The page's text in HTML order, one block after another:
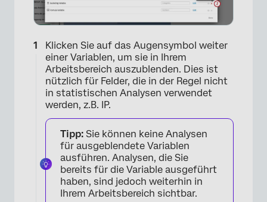
Klicken Sie auf das Augensymbol weiter
einer Variablen, um sie in Ihrem
Arbeitsbereich auszublenden. Dies ist
nützlich für Felder, die in der Regel nicht
in statistischen Analysen verwendet
werden, z.B. IP.
Tipp: Sie können keine Analysen
für ausgeblendete Variablen
ausführen. Analysen, die Sie
bereits für die Variable ausgeführt
haben, sind jedoch weiterhin in
Ihrem Arbeitsbereich sichtbar.